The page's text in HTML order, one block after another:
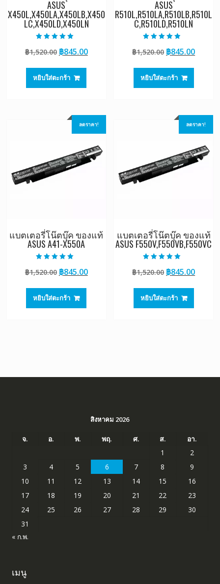
ASUS
X450L,X450LA,X450LB,X450
LC,X450LD,X450LN
5.00
ตั้งแต่ 1-5
฿1,520.00 Original
was:
฿1,520.00.
฿845.00Current
หยิบใส่ตะกร้า
ASUS
R510L,R510LA,R510LB,R510L
C,R510LD,R510LN
4.50
ตั้งแต่ 1-5
฿1,520.00 Original
was:
฿1,520.00.
฿845.00
หยิบใส่ตะกร้า
ลดราคา!
แบตเตอรี่โน๊ตบุ๊ค ของแท้
ASUS A41-X550A
5.00
ตั้งแต่ 1-5
฿1,520.00 Original
was:
฿1,520.00.
฿845.00Current
หยิบใส่ตะกร้า
ลดราคา!
แบตเตอรี่โน๊ตบุ๊ค ของแท้
ASUS F550V,F550VB,F550VC
5.00
ตั้งแต่ 1-5
฿1,520.00 Original
was:
฿1,520.00.
฿845.00
หยิบใส่ตะกร้า
สิงหาคม 2026
จ. อ. พ. พฤ. ศ. ส.
อา.
1
2
3
4 5 6 7 8
9
10
11 12 13 14 15
16
17
18 19 20 21 22
23
24
25 26 27 28 29
30
31
« ก.พ.
เมนู